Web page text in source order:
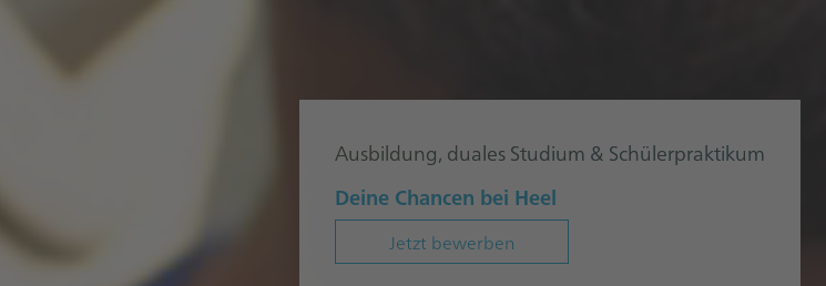
Ausbildung, duales Studium & Schülerpraktikum
Deine Chancen bei Heel
Jetzt bewerben